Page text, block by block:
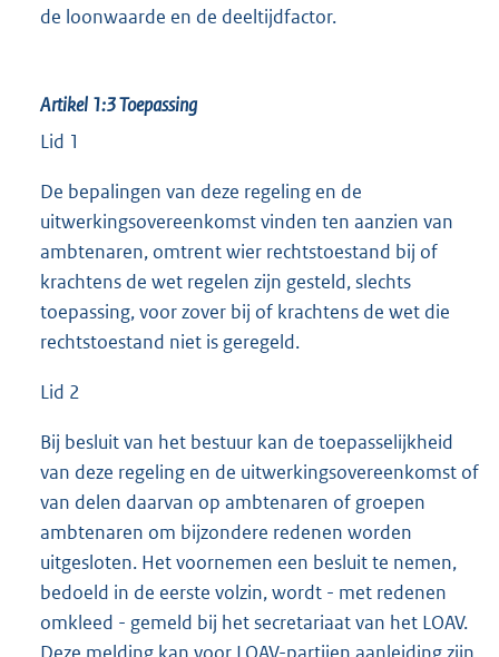
de loonwaarde en de deeltijdfactor.
Artikel 1:3Toepassing
Lid 1
De bepalingen van deze regeling en de
uitwerkingsovereenkomst vinden ten aanzien van
ambtenaren, omtrent wier rechtstoestand bij of
krachtens de wet regelen zijn gesteld, slechts
toepassing, voor zover bij of krachtens de wet die
rechtstoestand niet is geregeld.
Lid 2
Bij besluit van het bestuur kan de toepasselijkheid
van deze regeling en de uitwerkingsovereenkomst of
van delen daarvan op ambtenaren of groepen
ambtenaren om bijzondere redenen worden
uitgesloten. Het voornemen een besluit te nemen,
bedoeld in de eerste volzin, wordt - met redenen
omkleed - gemeld bij het secretariaat van het LOAV.